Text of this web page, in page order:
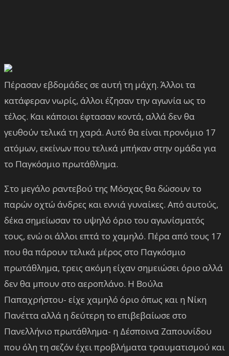
Πέρασαν εβδομάδες σε αυτή τη μάχη. Άλλοι τα
κατάφεραν νωρίς, άλλοι έζησαν την αγωνία ως το
τέλος. Και κάποιοι έφτασαν κοντά, αλλά δεν θα
γευθούν τελικά τη χαρά. Αυτό θα είναι προνόμιο 17
ατόμων, εκείνων που τελικά μπήκαν στην ομάδα για
το Παγκόσμιο πρωτάθλημα.
Στο μεγάλο ραντεβού της Μόσχας θα δώσουν το
παρών οχτώ άνδρες και εννιά γυναίκες. Από αυτούς,
δέκα σημείωσαν το υψηλό όριο του αγωνίσματός
τους, ενώ οι άλλοι επτά το χαμηλό. Πέρα από τους 17
που θα πάρουν τελικά μέρος στο Παγκόσμιο
πρωτάθλημα, τρεις ακόμη είχαν σημειώσει όριο αλλά
δεν θα μπουν στο αεροπλάνο. Η Βούλα
Παπαχρήστου- είχε χαμηλό όριο όπως και η Νίκη
Πανέττα αλλά η δεύτερη το επιβεβαίωσε στο
Πανελλήνιο πρωτάθλημα- η Δέσποινα Ζαπουνίδου
που όλη τη σεζόν έχει προβλήματα τραυματισμού και